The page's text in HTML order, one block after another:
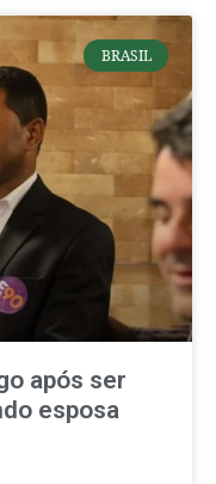
BRASIL
após ser
esposa